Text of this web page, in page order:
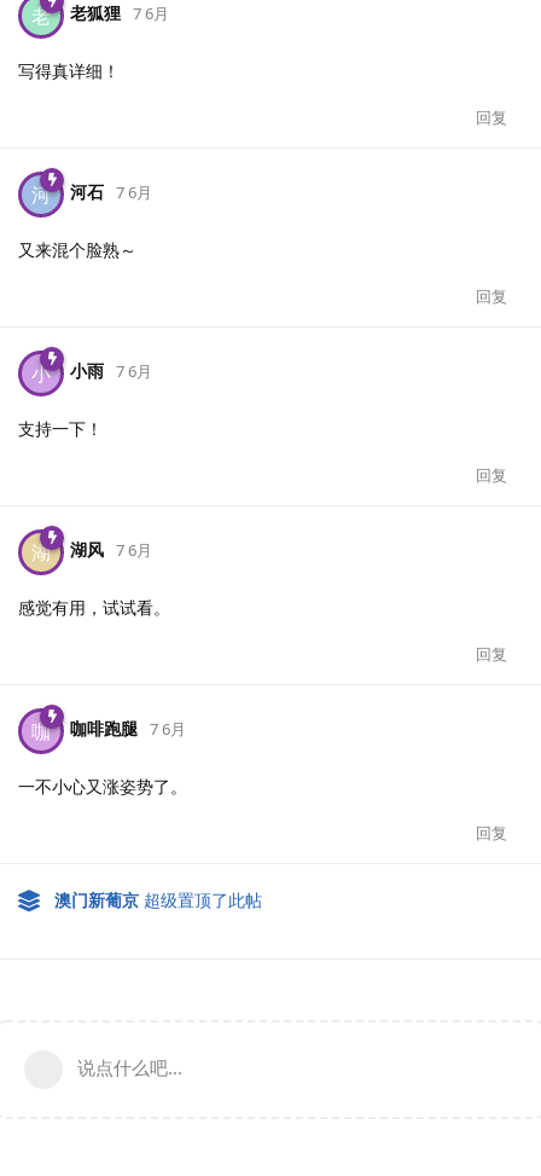
老 老狐狸 7 6月
写得真详细！
回复
河 河石 7 6月
又来混个脸熟～
回复
小 小雨 7 6月
支持一下！
回复
湖 湖风 7 6月
感觉有用，试试看。
回复
咖 咖啡跑腿 7 6月
一不小心又涨姿势了。
回复
澳门新葡京 超级置顶了此帖
说点什么吧...